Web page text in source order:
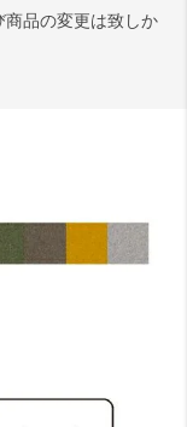
品の変更は致しか